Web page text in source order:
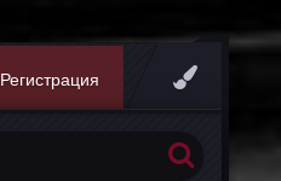
Регистрация